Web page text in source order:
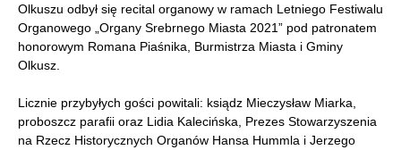
Olkuszu odbył się recital organowy w ramach Letniego Festiwalu
Organowego „Organy Srebrnego Miasta 2021” pod patronatem
honorowym Romana Piaśnika, Burmistrza Miasta i Gminy
Olkusz.
Licznie przybyłych gości powitali: ksiądz Mieczysław Miarka,
proboszcz parafii oraz Lidia Kalecińska, Prezes Stowarzyszenia
na Rzecz Historycznych Organów Hansa Hummla i Jerzego